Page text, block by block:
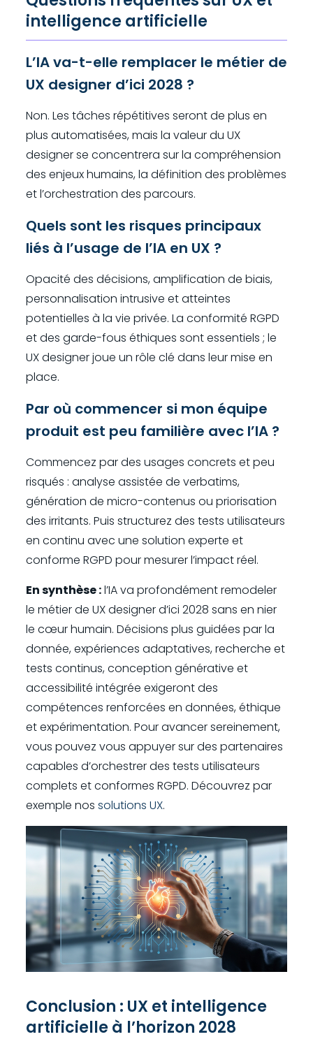
intelligence artificielle
L’IA va-t-elle remplacer le métier de
UX designer d’ici 2028 ?
Non. Les tâches répétitives seront de plus en
plus automatisées, mais la valeur du UX
designer se concentrera sur la compréhension
des enjeux humains, la définition des problèmes
et l’orchestration des parcours.
Quels sont les risques principaux
liés à l’usage de l’IA en UX ?
Opacité des décisions, amplification de biais,
personnalisation intrusive et atteintes
potentielles à la vie privée. La conformité RGPD
et des garde-fous éthiques sont essentiels ; le
UX designer joue un rôle clé dans leur mise en
place.
Par où commencer si mon équipe
produit est peu familière avec l’IA ?
Commencez par des usages concrets et peu
risqués : analyse assistée de verbatims,
génération de micro-contenus ou priorisation
des irritants. Puis structurez des tests utilisateurs
en continu avec une solution experte et
conforme RGPD pour mesurer l’impact réel.
En synthèse :l’IA va profondément remodeler
le métier de UX designer d’ici 2028 sans en nier
le cœur humain. Décisions plus guidées par la
donnée, expériences adaptatives, recherche et
tests continus, conception générative et
accessibilité intégrée exigeront des
compétences renforcées en données, éthique
et expérimentation. Pour avancer sereinement,
vous pouvez vous appuyer sur des partenaires
capables d’orchestrer des tests utilisateurs
complets et conformes RGPD. Découvrez par
exemple nos solutions UX.
Conclusion : UX et intelligence
artificielle à l’horizon 2028